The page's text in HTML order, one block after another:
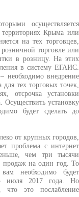
осуществляется
территориях Крыма или
на тех торговцев,
торговле или
в розницу. На этих
в систему ЕГАИС.
необходимо внедрение
для тех торговых точек,
отсрочка установки
Осуществить установку
будет сделать до
от крупных городов,
проблема с интернет
чем три тысячи
продаж на один год. То
необходимо будет
июля 2017 года. Но
что это послабление